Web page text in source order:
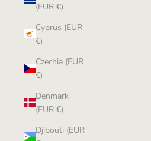
(EUR €)
Cyprus (EUR
€)
Czechia (EUR
€)
Denmark
(EUR €)
Djibouti (EUR